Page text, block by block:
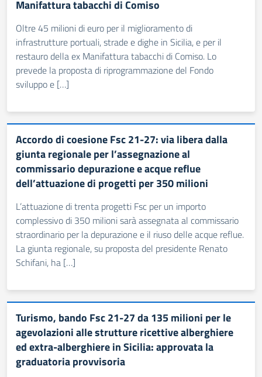
Manifattura tabacchi di Comiso
Oltre 45 milioni di euro per il miglioramento di
infrastrutture portuali, strade e dighe in Sicilia, e per il
restauro della ex Manifattura tabacchi di Comiso. Lo
prevede la proposta di riprogrammazione del Fondo
sviluppo e […]
Accordo di coesione Fsc 21-27: via libera dalla
giunta regionale per l’assegnazione al
commissario depurazione e acque reflue
dell’attuazione di progetti per 350 milioni
L’attuazione di trenta progetti Fsc per un importo
complessivo di 350 milioni sarà assegnata al commissario
straordinario per la depurazione e il riuso delle acque reflue.
La giunta regionale, su proposta del presidente Renato
Schifani, ha […]
Turismo, bando Fsc 21-27 da 135 milioni per le
agevolazioni alle strutture ricettive alberghiere
ed extra-alberghiere in Sicilia: approvata la
graduatoria provvisoria